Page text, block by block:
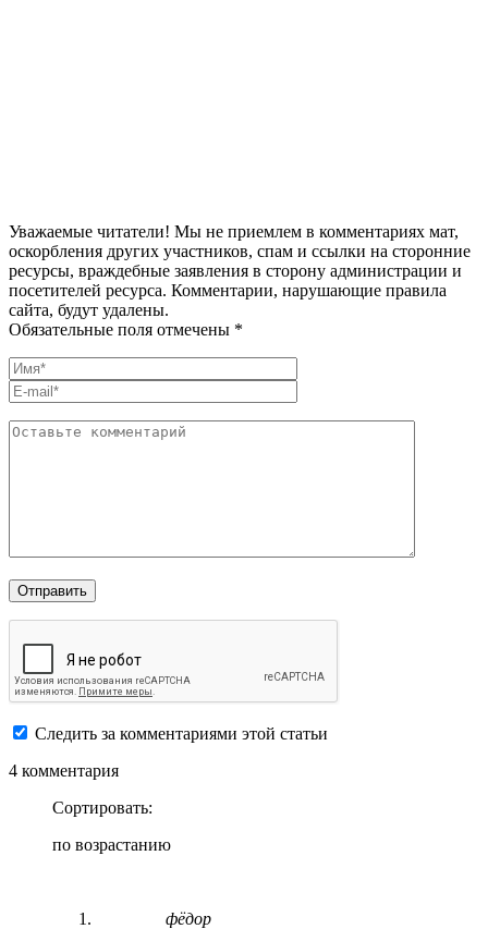
Уважаемые читатели! Мы не приемлем в комментариях мат,
оскорбления других участников, спам и ссылки на сторонние
ресурсы, враждебные заявления в сторону администрации и
посетителей ресурса. Комментарии, нарушающие правила
сайта, будут удалены.
Обязательные поля отмечены *
Следить за комментариями этой статьи
4 комментария
Сортировать:
по возрастанию
фёдор